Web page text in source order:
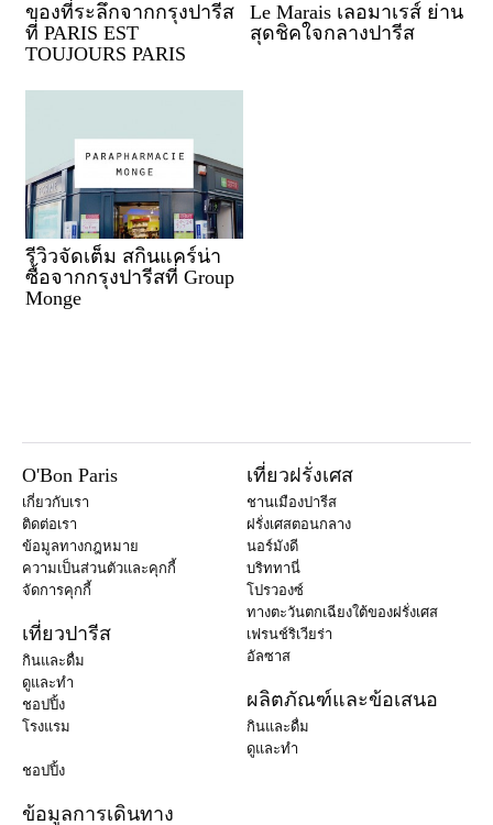
ของที่ระลึกจากกรุงปารีส
ที่ PARIS EST
TOUJOURS PARIS
Le Marais เลอมาเรส์ ย่าน
สุดชิคใจกลางปารีส
รีวิวจัดเต็ม สกินแคร์น่า
ซื้อจากกรุงปารีสที่ Group
Monge
O'Bon Paris
เกี่ยวกับเรา
ติดต่อเรา
ข้อมูลทางกฎหมาย
ความเป็นส่วนตัวและคุกกี้
จัดการคุกกี้
เที่ยวปารีส
กินและดื่ม
ดูและทำ
ชอปปิ้ง
โรงแรม
เที่ยวฝรั่งเศส
ชานเมืองปารีส
ฝรั่งเศสตอนกลาง
นอร์มังดี
บริททานี่
โปรวองซ์
ทางตะวันตกเฉียงใต้ของฝรั่งเศส
เฟรนช์ริเวียร่า
อัลซาส
ผลิตภัณฑ์และข้อเสนอ
กินและดื่ม
ดูและทำ
ชอปปิ้ง
ข้อมูลการเดินทาง